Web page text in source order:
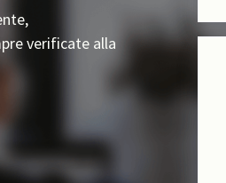
verificate alla